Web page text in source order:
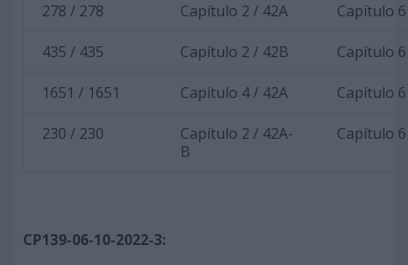
278 / 278 Capítulo 2 / 42A Capítulo
435 / 435 Capítulo 2 / 42B Capítulo
1651 / 1651 Capítulo 4 / 42A Capítulo
230 / 230
Capítulo 2 / 42A-
B
Capítulo
CP139-06-10-2022-3: